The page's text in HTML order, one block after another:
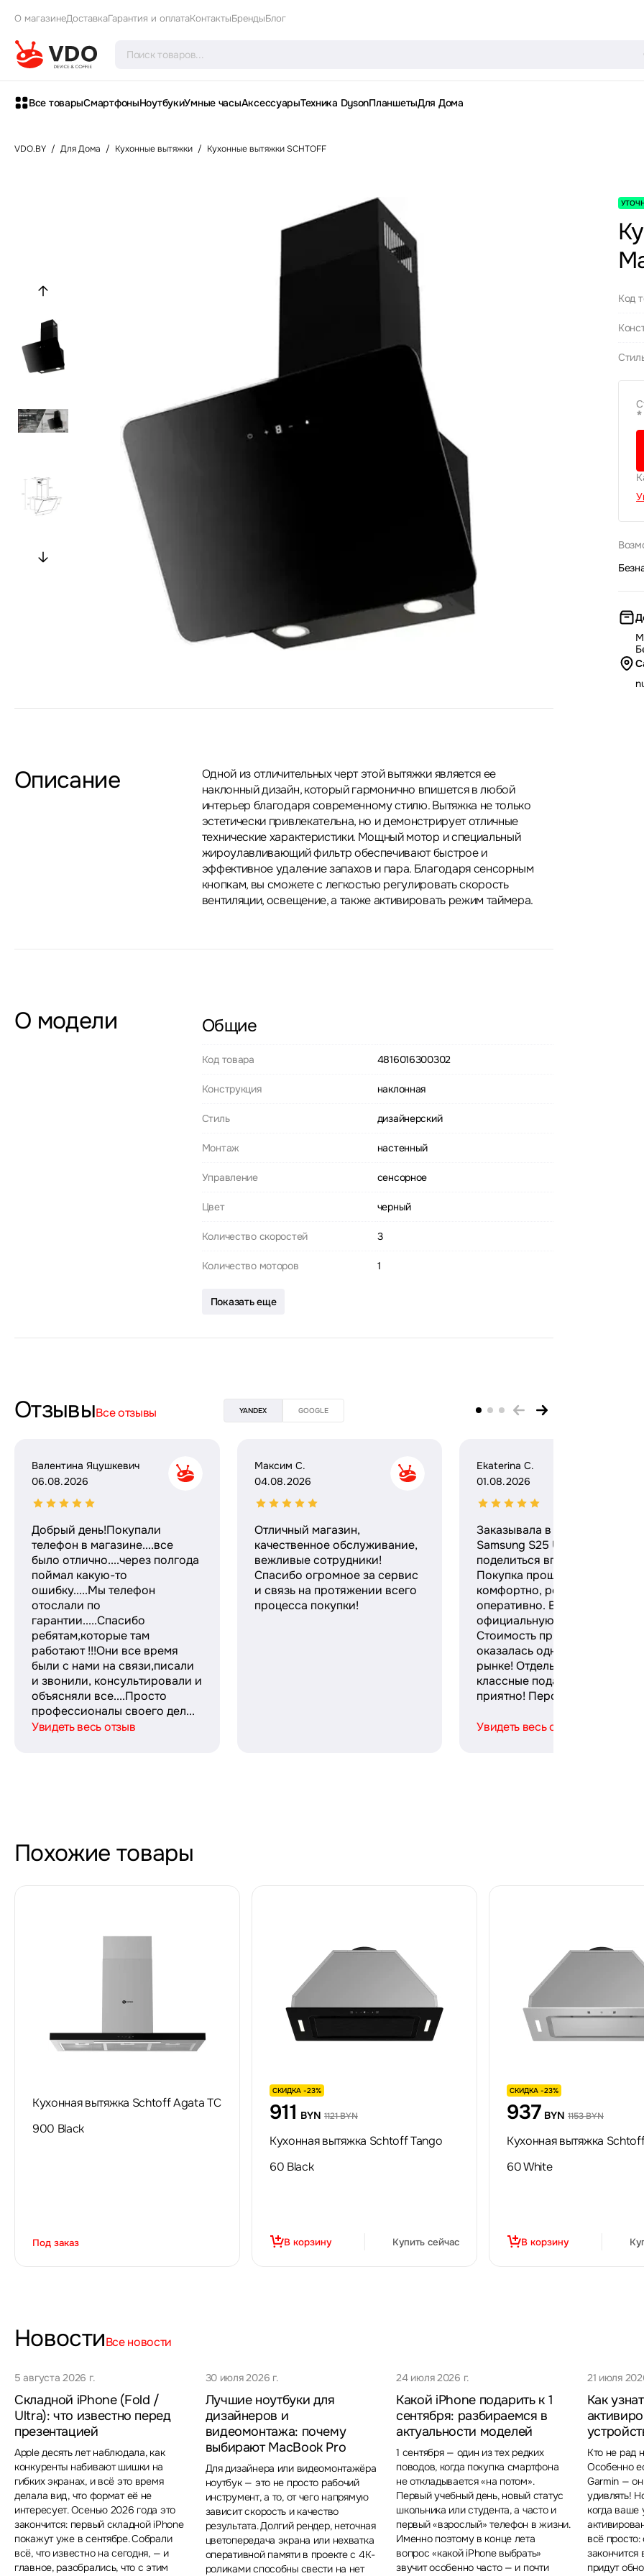
О магазинеДоставкаГарантия и оплатаКонтактыБрендыБлог
Все товарыСмартфоныНоутбукиУмные часыАксессуарыТехника DysonПланшетыДля Дома
VDO.BY / Для Дома / Кухонные вытяжки / Кухонные вытяжки SCHTOFF
Описание
Одной из отличительных черт этой вытяжки является ее
наклонный дизайн, который гармонично впишется в любой
интерьер благодаря современному стилю. Вытяжка не только
эстетически привлекательна, но и демонстрирует отличные
технические характеристики. Мощный мотор и специальный
жироулавливающий фильтр обеспечивают быстрое и
эффективное удаление запахов и пара. Благодаря сенсорным
кнопкам, вы сможете с легкостью регулировать скорость
вентиляции, освещение, а также активировать режим таймера.
О модели Общие
Код товара 4816016300302
Конструкция наклонная
Стиль дизайнерский
Монтаж настенный
Управление сенсорное
Цвет черный
Количество скоростей 3
Количество моторов 1
Показать еще
ОтзывыВсе отзывы YANDEX GOOGLE
Валентина Яцушкевич
06.08.2026
Добрый день!Покупали
телефон в магазине....все
было отлично....через полгода
поймал какую-то
ошибку.....Мы телефон
отослали по
гарантии.....Спасибо
ребятам,которые там
работают !!!Они все время
были с нами на связи,писали
и звонили, консультировали и
объясняли все....Просто
профессионалы своего дел...
Увидеть весь отзыв
Максим С.
04.08.2026
Отличный магазин,
качественное обслуживание,
вежливые сотрудники!
Спасибо огромное за сервис
и связь на протяжении всего
процесса покупки!
Ekaterina C.
01.08.2026
Заказывала в этом магазине
Samsung S25 Ultra и хочу
поделиться впечатлениями.
Покупка прошла максимально
комфортно, ребята работают
оперативно. Выдали
официальную гарантию и чек.
Стоимость при этом
оказалась одной из лучших на
рынке! Отдельное спасибо за
классные подарки — безумно
приятно! Персонал ...
Увидеть весь отзыв
Код
*
Похожие товары
Кухонная вытяжка Schtoff Agata TC
900 Black
Под заказ
СКИДКА -23%
911 BYN 1121 BYN
Кухонная вытяжка Schtoff Tango
60 Black
В корзину Купить сейчас
СКИДКА -23%
937 BYN 1153 BYN
Кухонная вытяжка
60 White
В корзину
НовостиВсе новости
5 августа 2026 г.
Складной iPhone (Fold /
Ultra): что известно перед
презентацией
Apple десять лет наблюдала, как
конкуренты набивают шишки на
гибких экранах, и всё это время
делала вид, что формат её не
интересует. Осенью 2026 года это
закончится: первый складной iPhone
покажут уже в сентябре. Собрали
всё, что известно на сегодня, — и
главное, разобрались, что с этим
30 июля 2026 г.
Лучшие ноутбуки для
дизайнеров и
видеомонтажа: почему
выбирают MacBook Pro
Для дизайнера или видеомонтажёра
ноутбук — это не просто рабочий
инструмент, а то, от чего напрямую
зависит скорость и качество
результата. Долгий рендер, неточная
цветопередача экрана или нехватка
оперативной памяти в проекте с 4K-
роликами способны свести на нет
24 июля 2026 г.
Какой iPhone подарить к 1
сентября: разбираемся в
актуальности моделей
1 сентября — один из тех редких
поводов, когда покупка смартфона
не откладывается «на потом».
Первый учебный день, новый статус
школьника или студента, а часто и
первый «взрослый» телефон в жизни.
Именно поэтому в конце лета
вопрос «какой iPhone выбрать»
звучит особенно часто — и почти
21 июля
Как
Кто не рад
Особенно
Garmin —
удивлять!
когда ваше
всё просто:
закончится
придут